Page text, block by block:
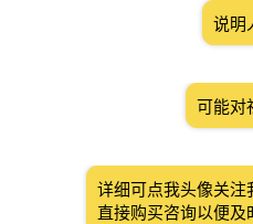
说明
可能对
详细可点我头像关
直接购买咨询以便及